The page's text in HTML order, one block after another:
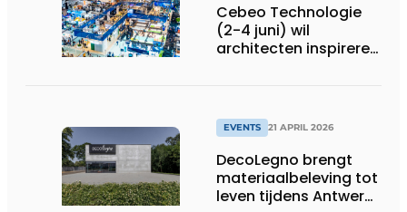
Cebeo Technologie
(2-4 juni) wil
architecten inspireren
EVENTS 21 APRIL 2026
DecoLegno brengt
materiaalbeleving tot
leven tijdens Antwerp